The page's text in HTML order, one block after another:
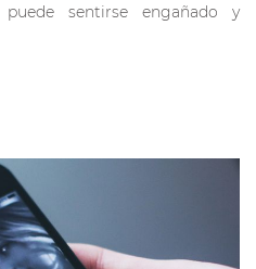
sentirse engañado y